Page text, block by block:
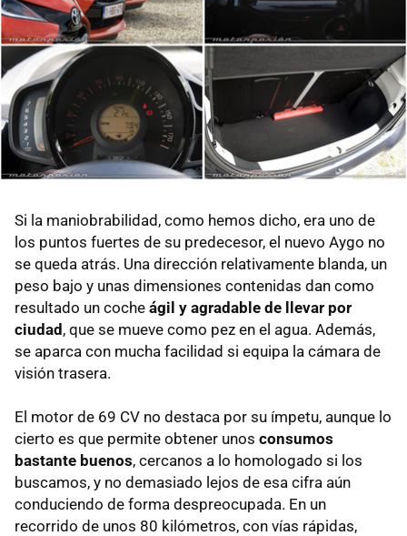
Si la maniobrabilidad, como hemos dicho, era uno de
los puntos fuertes de su predecesor, el nuevo Aygo no
se queda atrás. Una dirección relativamente blanda, un
peso bajo y unas dimensiones contenidas dan como
resultado un coche ágil y agradable de llevar por
ciudad, que se mueve como pez en el agua. Además,
se aparca con mucha facilidad si equipa la cámara de
visión trasera.
El motor de 69 CV no destaca por su ímpetu, aunque lo
cierto es que permite obtener unos consumos
bastante buenos, cercanos a lo homologado si los
buscamos, y no demasiado lejos de esa cifra aún
conduciendo de forma despreocupada. En un
recorrido de unos 80 kilómetros, con vías rápidas,